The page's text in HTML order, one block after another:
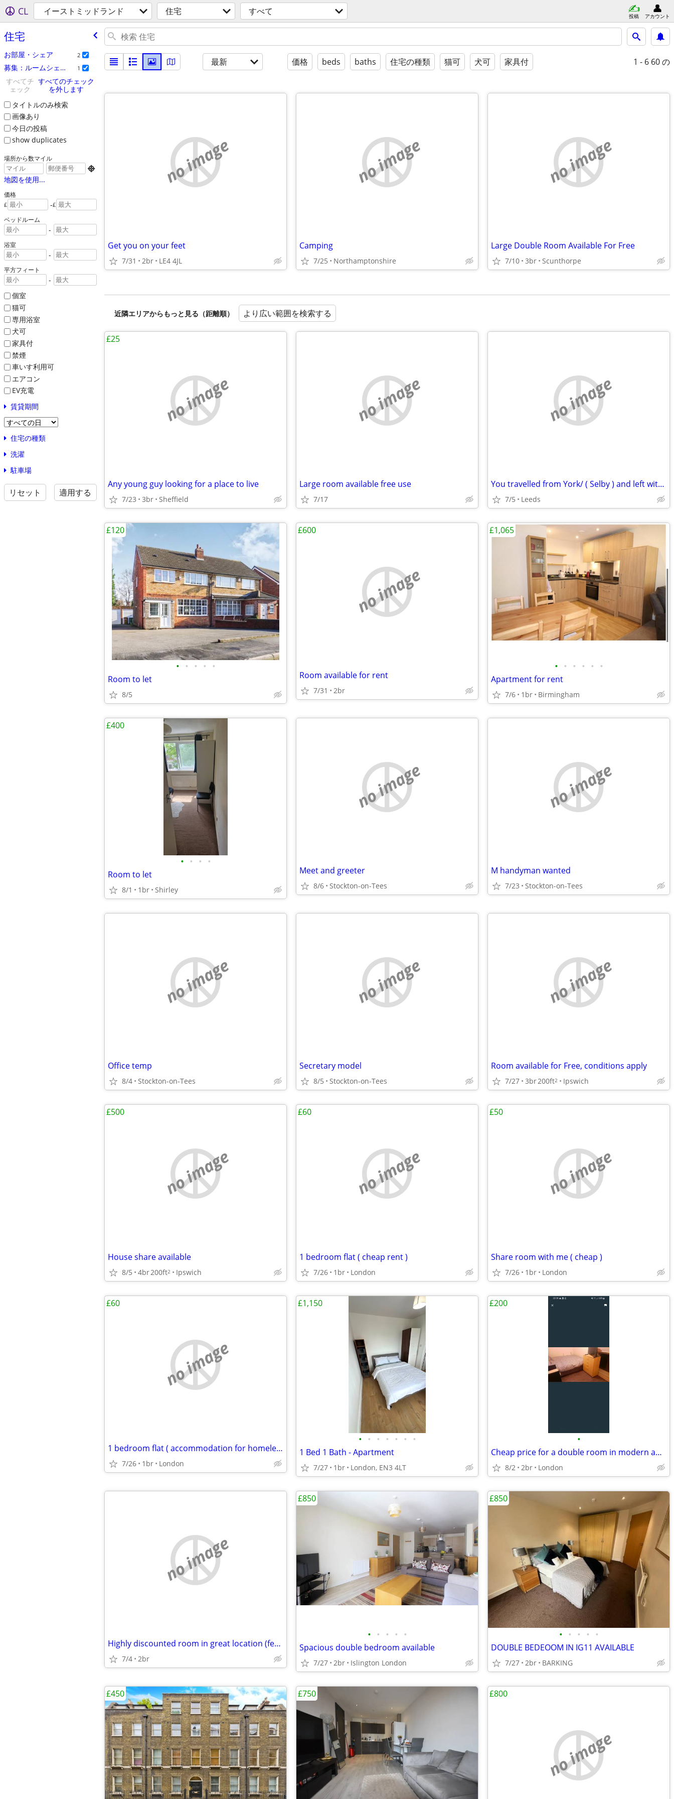
CL イーストミッドランド 住宅 すべて 投稿 アカウント
住宅
お部屋・シェア 2
募集：ルームシェア 1
すべてチ
ェック
すべてのチェック
を外します
タイトルのみ検索
画像あり
今日の投稿
show duplicates
場所から数マイル

地図を使用...
価格
£ -£
ベッドルーム
-
浴室
-
平方フィート
-
個室
猫可
専用浴室
犬可
家具付
禁煙
車いす利用可
エアコン
EV充電
賃貸期間
住宅の種類
洗濯
駐車場
リセット 適用する
最新 価格 beds baths 住宅の種類 猫可 犬可 家具付 1 - 6 60 の
no image
Get you on your feet
7/31 2br LE4 4JL
no image
Camping
7/25 Northamptonshire
no image
Large Double Room Available For Free
7/10 3br Scunthorpe
近隣エリアからもっと見る（距離順） より広い範囲を検索する
no image
Any young guy looking for a place to live
7/23 3br Sheffield
£25
no image
Large room available free use
7/17
no image
You travelled from York/ ( Selby ) and left with red Derryair
7/5 Leeds
• • • • •
Room to let
8/5
£120
no image
Room available for rent
7/31 2br
£600
• • • • • •
Apartment for rent
7/6 1br Birmingham
£1,065
• • • •
Room to let
8/1 1br Shirley
£400
no image
Meet and greeter
8/6 Stockton-on-Tees
no image
M handyman wanted
7/23 Stockton-on-Tees
no image
Office temp
8/4 Stockton-on-Tees
no image
Secretary model
8/5 Stockton-on-Tees
no image
Room available for Free, conditions apply
7/27 3br200ft2 Ipswich
no image
House share available
8/5 4br200ft2 Ipswich
£500
no image
1 bedroom flat ( cheap rent )
7/26 1br London
£60
no image
Share room with me ( cheap )
7/26 1br London
£50
no image
1 bedroom flat ( accommodation for homeless )
7/26 1br London
£60
• • • • • • •
1 Bed 1 Bath - Apartment
7/27 1br London, EN3 4LT
£1,150
•
Cheap price for a double room in modern apartment
8/2 2br London
£200
no image
Highly discounted room in great location (females only please)
7/4 2br
• • • • •
Spacious double bedroom available
7/27 2br Islington London
£850
• • • • •
DOUBLE BEDEOOM IN IG11 AVAILABLE
7/27 2br BARKING
£850
£450 £750
no image
£800